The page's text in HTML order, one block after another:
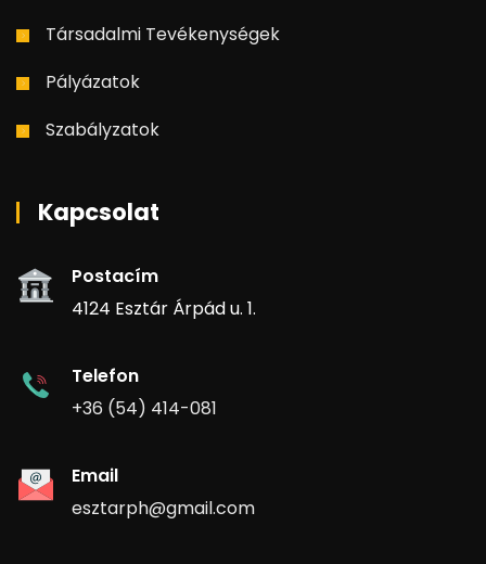
Társadalmi Tevékenységek
Pályázatok
Szabályzatok
Kapcsolat
Postacím
4124 Esztár Árpád u. 1.
Telefon
+36 (54) 414-081
Email
esztarph@gmail.com